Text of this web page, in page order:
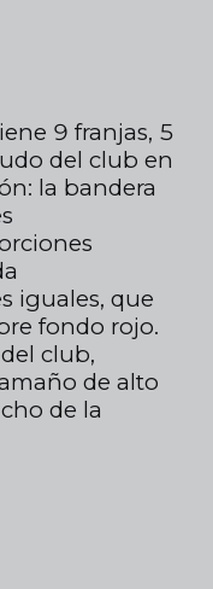
9 franjas, 5
del club en
la bandera
iguales, que
fondo rojo.
club,
de alto
de la